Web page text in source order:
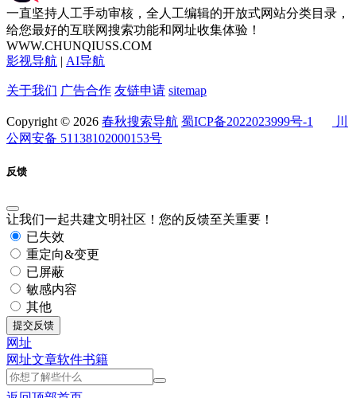
一直坚持人工手动审核，全人工编辑的开放式网站分类目录，
给您最好的互联网搜索功能和网址收集体验！
WWW.CHUNQIUSS.COM
影视导航 | AI导航
关于我们 广告合作 友链申请 sitemap
Copyright © 2026 春秋搜索导航 蜀ICP备2022023999号-1
川
公网安备 51138102000153号
反馈
让我们一起共建文明社区！您的反馈至关重要！
已失效
重定向&变更
已屏蔽
敏感内容
其他
提交反馈
网址
网址文章软件书籍